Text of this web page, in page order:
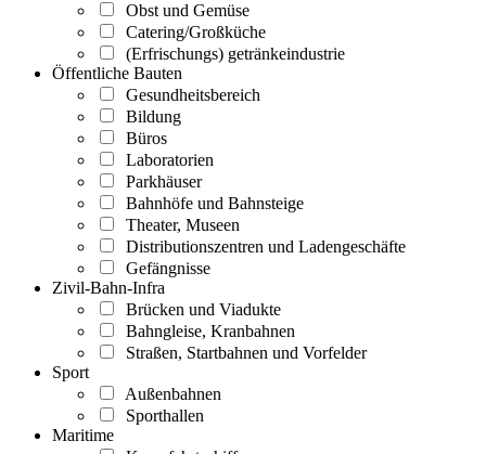
Obst und Gemüse
Catering/Großküche
(Erfrischungs) getränkeindustrie
Öffentliche Bauten
Gesundheitsbereich
Bildung
Büros
Laboratorien
Parkhäuser
Bahnhöfe und Bahnsteige
Theater, Museen
Distributionszentren und Ladengeschäfte
Gefängnisse
Zivil-Bahn-Infra
Brücken und Viadukte
Bahngleise, Kranbahnen
Straßen, Startbahnen und Vorfelder
Sport
Außenbahnen
Sporthallen
Maritime